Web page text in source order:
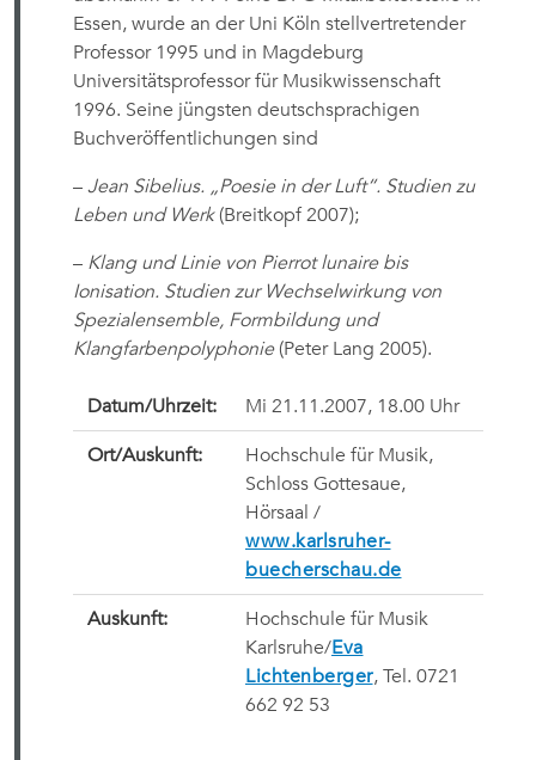
Essen, wurde an der Uni Köln stellvertretender
Professor 1995 und in Magdeburg
Universitätsprofessor für Musikwissenschaft
1996. Seine jüngsten deutschsprachigen
Buchveröffentlichungen sind
– Jean Sibelius. „Poesie in der Luft“. Studien zu
Leben und Werk(Breitkopf 2007);
– Klang und Linie von Pierrot lunaire bis
Ionisation. Studien zur Wechselwirkung von
Spezialensemble, Formbildung und
Klangfarbenpolyphonie(Peter Lang 2005).
Datum/Uhrzeit: Mi 21.11.2007, 18.00 Uhr
Ort/Auskunft:
Hochschule für Musik,
Schloss Gottesaue,
Hörsaal /
www.karlsruher-
buecherschau.de
Auskunft:
Hochschule für Musik
Karlsruhe/Eva
Lichtenberger, Tel. 0721
662 92 53